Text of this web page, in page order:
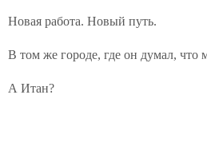
Новая работа. Новый путь.
В том же городе, где он думал, что
А Итан?